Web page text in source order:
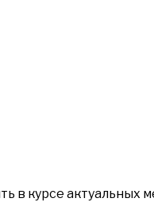
в курсе актуальных